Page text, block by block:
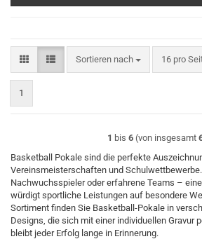
Sortieren nach
Sortieren nach 16 pro
pro Seite
1
1 bis 6 (von insgesamt
Basketball Pokale sind die perfekte
Vereinsmeisterschaften und
Nachwuchsspieler oder erfahrene Teams –
würdigt sportliche Leistungen auf besondere
Sortiment finden Sie Basketball-Pokale in
Designs, die sich mit einer individuellen Gravur
bleibt jeder Erfolg lange in Erinnerung.